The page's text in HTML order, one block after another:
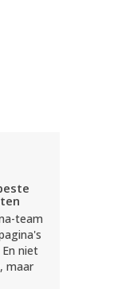
team
niet
maar